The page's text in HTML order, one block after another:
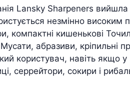
Lansky Sharpeners вийшла
незмінно
компактні кишенькові
Мусати, абразиви, кріпильні
користувач, навіть якщо
серрейтори, сокири і